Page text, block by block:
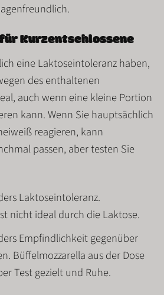
Kurzentschlossene
eine Laktoseintoleranz haben,
des enthaltenen
auch wenn eine kleine Portion
kann. Wenn Sie hauptsächlich
reagieren, kann
passen, aber testen Sie
Laktoseintoleranz.
nicht idealdurch dieLaktose.
Empfindlichkeit gegenüber
. Büffelmozzarella aus der Dose
Testgezieltund Ruhe.